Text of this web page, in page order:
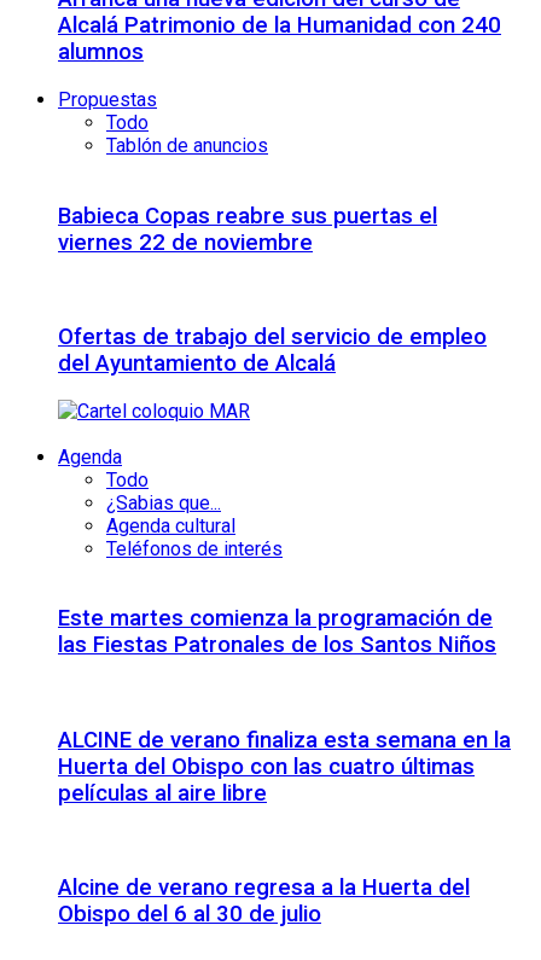
Alcalá Patrimonio de la Humanidad con 240
alumnos
Propuestas
Todo
Tablón de anuncios
Babieca Copas reabre sus puertas el
viernes 22 de noviembre
Ofertas de trabajo del servicio de empleo
del Ayuntamiento de Alcalá
Agenda
Todo
¿Sabias que...
Agenda cultural
Teléfonos de interés
Este martes comienza la programación de
las Fiestas Patronales de los Santos Niños
ALCINE de verano finaliza esta semana en la
Huerta del Obispo con las cuatro últimas
películas al aire libre
Alcine de verano regresa a la Huerta del
Obispo del 6 al 30 de julio